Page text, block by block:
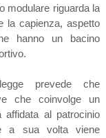
modulare riguarda la
la capienza, aspetto
hanno un bacino
prevede che
che coinvolge un
affidata al patrocinio
a sua volta viene